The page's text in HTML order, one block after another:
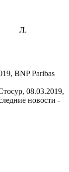
Л.
BNP Paribas
08.03.2019,
новости -